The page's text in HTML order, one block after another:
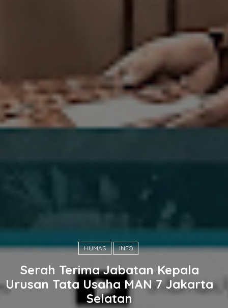
HUMAS INFO
Serah Terima Jabatan Kepala
Urusan Tata Usaha MAN 7 Jakarta
Selatan